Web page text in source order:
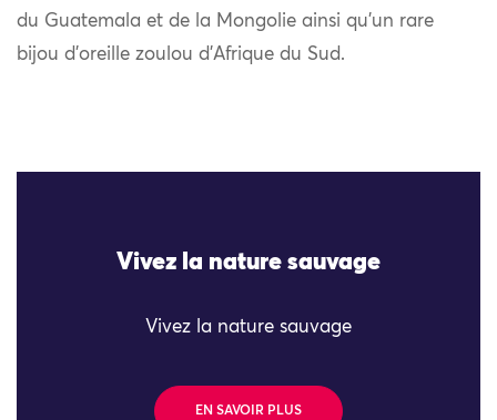
du Guatemala et de la Mongolie ainsi qu’un rare
bijou d’oreille zoulou d’Afrique du Sud.
Vivez la nature sauvage
Vivez la nature sauvage
EN SAVOIR PLUS